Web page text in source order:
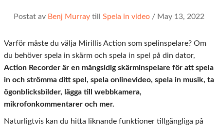
Postat av Benj Murray till Spela in video / May 13, 2022
Varför måste du välja Mirillis Action som spelinspelare? Om
du behöver spela in skärm och spela in spel på din dator,
Action Recorder är en mångsidig skärminspelare för att spela
in och strömma ditt spel, spela onlinevideo, spela in musik, ta
ögonblicksbilder, lägga till webbkamera,
mikrofonkommentarer och mer.
Naturligtvis kan du hitta liknande funktioner tillgängliga på